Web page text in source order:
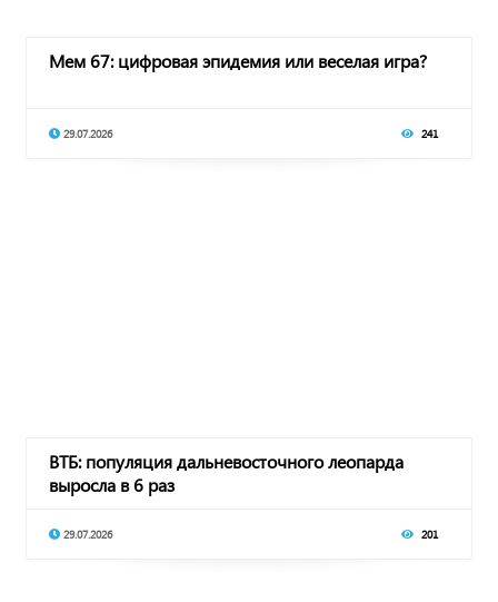
Мем 67: цифровая эпидемия или веселая игра?
29.07.2026 241
ВТБ: популяция дальневосточного леопарда
выросла в 6 раз
29.07.2026 201